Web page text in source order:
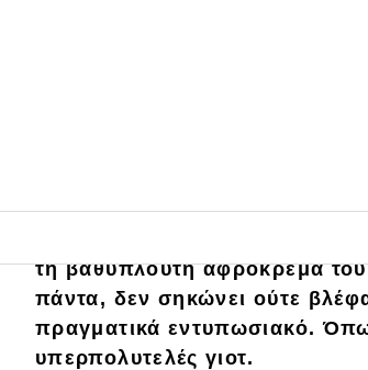
Main navigation
Επικαιρότητα
Το Monaco δεν αστειεύεται.
τη βαθύπλουτη αφρόκρεμα
πάντα, δεν σηκώνει ούτε
πραγματικά εντυπωσιακό.
υπερπολυτελές γιοτ.